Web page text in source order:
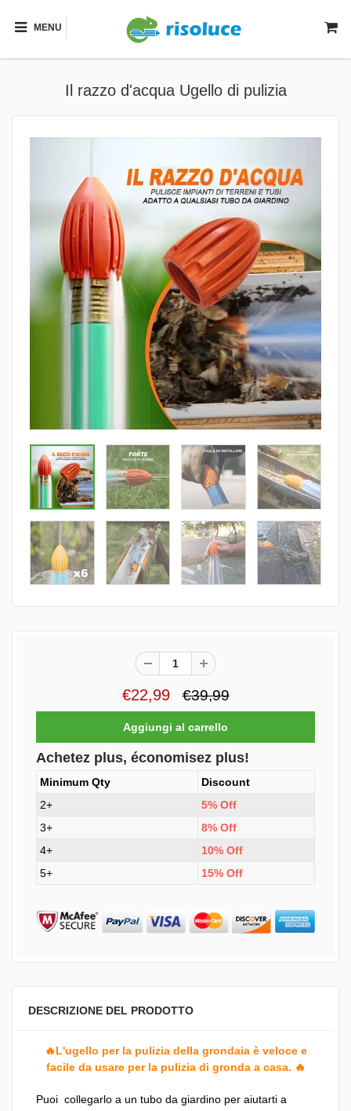
MENU
Il razzo d'acqua Ugello di pulizia
€22,99 €39,99
Achetez plus, économisez plus!
Minimum Qty
Discount
2+
5% Off
3+
8% Off
4+
10% Off
5+
15% Off
DESCRIZIONE DEL PRODOTTO
🔥L'ugello per la pulizia della grondaia è veloce e
facile da usare per la pulizia di gronda a casa. 🔥
Puoi collegarlo a un tubo da giardino per aiutarti a